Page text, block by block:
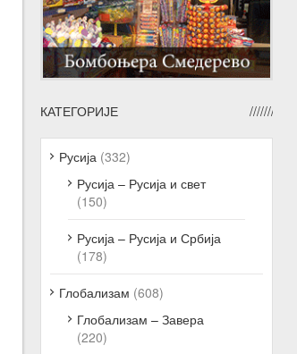
КАТЕГОРИЈЕ
Русија (332)
Русија – Русија и свет
(150)
Русија – Русија и Србија
(178)
Глобализам (608)
Глобализам – Завера
(220)